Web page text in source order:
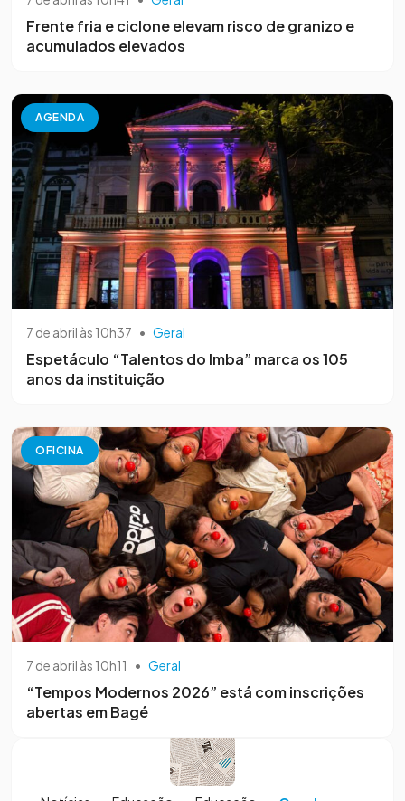
Frente fria e ciclone elevam risco de granizo e
acumulados elevados
AGENDA
7 de abril às 10h37 • Geral
Espetáculo “Talentos do Imba” marca os 105
anos da instituição
OFICINA
7 de abril às 10h11 • Geral
“Tempos Modernos 2026” está com inscrições
abertas em Bagé